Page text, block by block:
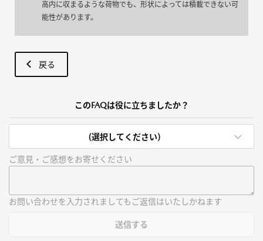
高内に収まるような荷物でも、形状によっては積載できない可
能性があります。
戻る
このFAQは役に立ちましたか？
(選択してください)
ご意見・ご感想をお寄せください
お問い合わせを入力されましてもご返信はいたしかねます
送信する